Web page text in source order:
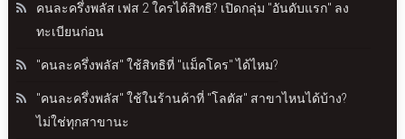
คนละครึ่งพลัส เฟส 2 ใครได้สิทธิ? เปิดกลุ่ม "อันดับแรก" ลง
ทะเบียนก่อน
"คนละครึ่งพลัส" ใช้สิทธิที่ "แม็คโคร" ได้ไหม?
"คนละครึ่งพลัส" ใช้ในร้านค้าที่ "โลตัส" สาขาไหนได้บ้าง?
ไม่ใช่ทุกสาขานะ